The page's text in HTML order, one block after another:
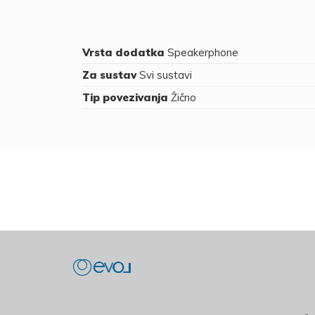
Vrsta dodatka Speakerphone
Za sustavSvi sustavi
Tip povezivanja Žično